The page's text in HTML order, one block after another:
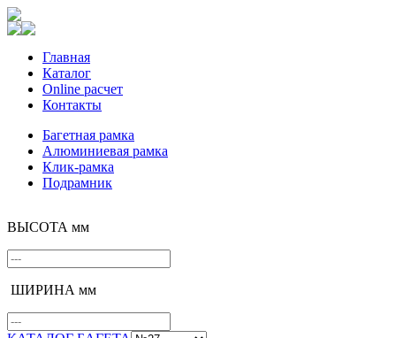
Главная
Каталог
Online расчет
Контакты
Багетная рамка
Алюминиевая рамка
Клик-рамка
Подрамник
ВЫСОТА мм
ШИРИНА мм